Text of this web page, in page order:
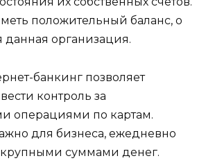
положительный баланс, о
данная организация.
банкинг позволяет
контроль за
операциями по картам.
для бизнеса, ежедневно
суммами денег.